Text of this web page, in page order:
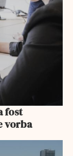
fost
vorba